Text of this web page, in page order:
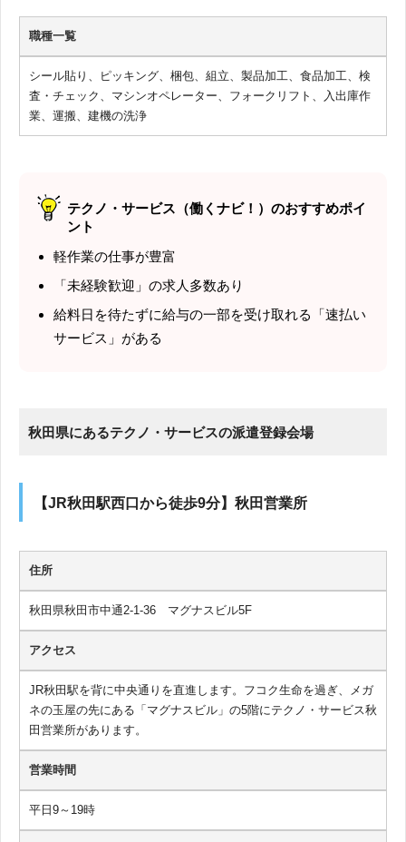
職種一覧
シール貼り、ピッキング、梱包、組立、製品加工、食品加工、検
査・チェック、マシンオペレーター、フォークリフト、入出庫作
業、運搬、建機の洗浄
テクノ・サービス（働くナビ！）のおすすめポイ
ント
軽作業の仕事が豊富
「未経験歓迎」の求人多数あり
給料日を待たずに給与の一部を受け取れる「速払い
サービス」がある
秋田県にあるテクノ・サービスの派遣登録会場
【JR秋田駅西口から徒歩9分】秋田営業所
住所
秋田県秋田市中通2-1-36 マグナスビル5F
アクセス
JR秋田駅を背に中央通りを直進します。フコク生命を過ぎ、メガ
ネの玉屋の先にある「マグナスビル」の5階にテクノ・サービス秋
田営業所があります。
営業時間
平日9～19時